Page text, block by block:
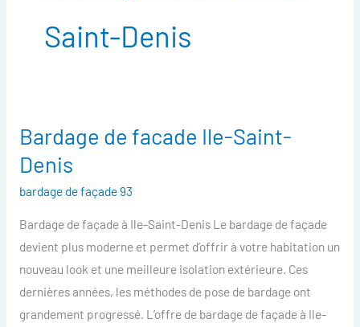
Saint-Denis
Bardage de facade Ile-Saint-
Denis
bardage de façade 93
Bardage de façade à Ile-Saint-Denis Le bardage de façade
devient plus moderne et permet d’offrir à votre habitation un
nouveau look et une meilleure isolation extérieure. Ces
dernières années, les méthodes de pose de bardage ont
grandement progressé. L’offre de bardage de façade à Ile-
Bardage
de
facade
Ile-
Saint-
Denis